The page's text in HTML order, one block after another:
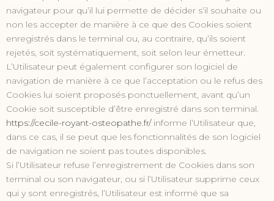
navigateur pour qu’il lui permette de décider s’il souhaite ou
non les accepter de manière à ce que des Cookies soient
enregistrés dans le terminal ou, au contraire, qu’ils soient
rejetés, soit systématiquement, soit selon leur émetteur.
L’Utilisateur peut également configurer son logiciel de
navigation de manière à ce que l’acceptation ou le refus des
Cookies lui soient proposés ponctuellement, avant qu’un
Cookie soit susceptible d’être enregistré dans son terminal.
https://cecile-royant-osteopathe.fr/informe l’Utilisateur que,
dans ce cas, il se peut que les fonctionnalités de son logiciel
de navigation ne soient pas toutes disponibles.
Si l’Utilisateur refuse l’enregistrement de Cookies dans son
terminal ou son navigateur, ou si l’Utilisateur supprime ceux
qui y sont enregistrés, l’Utilisateur est informé que sa